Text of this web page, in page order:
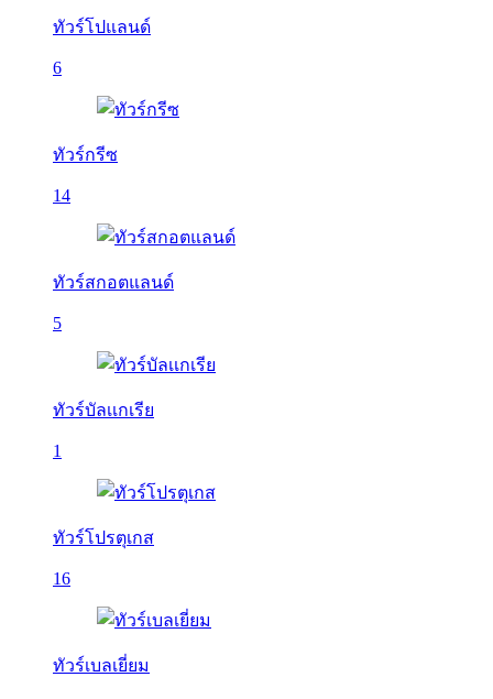
ทัวร์โปแลนด์
6
ทัวร์กรีซ
14
ทัวร์สกอตแลนด์
5
ทัวร์บัลเเกเรีย
1
ทัวร์โปรตุเกส
16
ทัวร์เบลเยี่ยม